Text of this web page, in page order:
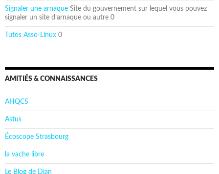
Signaler une arnaque Site du gouvernement sur lequel vous pouvez
signaler un site d’arnaque ou autre 0
Tutos Asso-Linux 0
AMITIÉS & CONNAISSANCES
AHQCS
Astus
Écoscope Strasbourg
la vache libre
Le Blog de Djan